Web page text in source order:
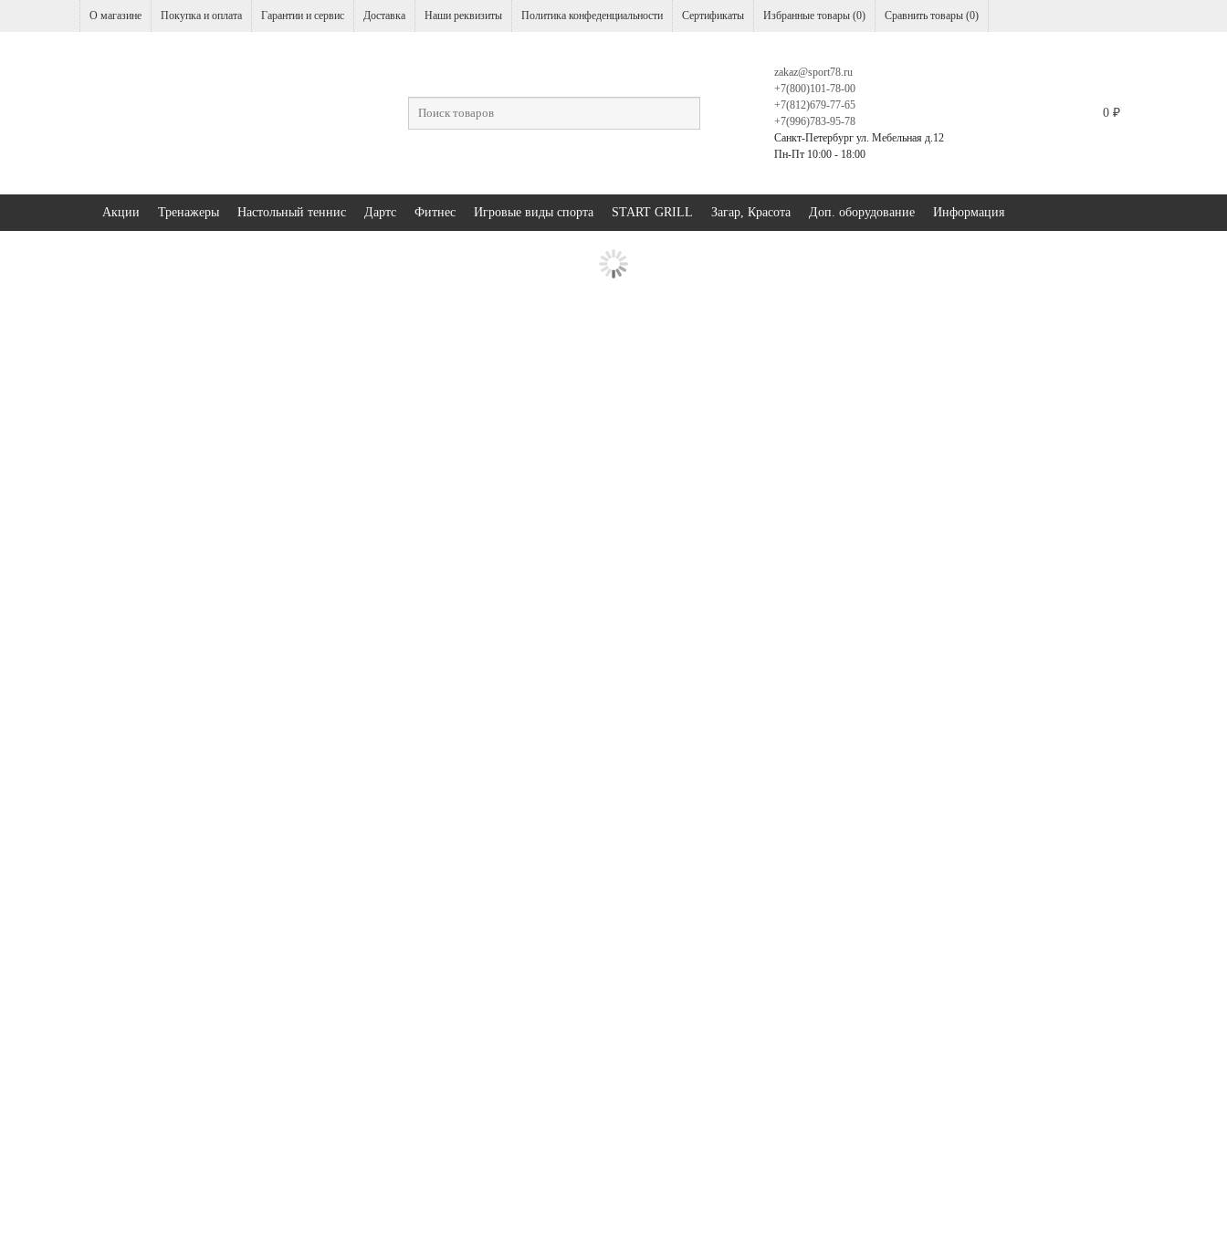
О магазине Покупка и оплата Гарантии и сервис Доставка Наши реквизиты Политика конфеденциальности Сертификаты Избранные товары (0) Сравнить товары (0)
zakaz@sport78.ru
+7(800)101-78-00
+7(812)679-77-65
+7(996)783-95-78
Санкт-Петербург ул. Мебельная д.12
Пн-Пт 10:00 - 18:00
0 ₽
Акции Тренажеры Настольный теннис Дартс Фитнес Игровые виды спорта START GRILL Загар, Красота Доп. оборудование Информация